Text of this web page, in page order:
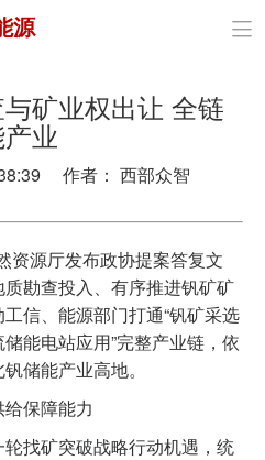
首页
政策与经济
油气
电力
新能源
节能环保
分布式能源
源 
矿业权出让 全链
业
作者： 西部众智
资源厅发布政协提案答复文
勘查投入、有序推进钒矿矿
信、能源部门打通“钒矿采选
能电站应用”完整产业链，依
储能产业高地。
保障能力
找矿突破战略行动机遇，统